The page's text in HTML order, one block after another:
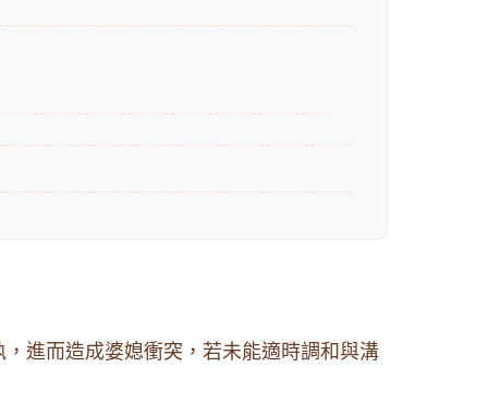
進而造成婆媳衝突，若未能適時調和與溝